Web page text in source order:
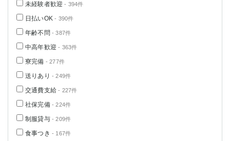
未経験者歓迎 - 394件
日払いOK - 390件
年齢不問 - 387件
中高年歓迎 - 363件
寮完備 - 277件
送りあり - 249件
交通費支給 - 227件
社保完備- 224件
制服貸与- 209件
食事つき - 167件